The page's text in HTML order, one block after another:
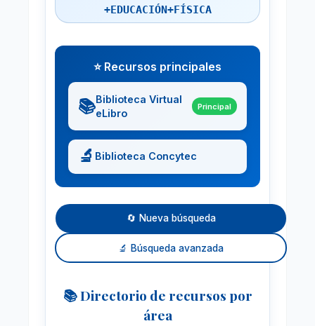
+EDUCACIÓN+FÍSICA
⭐ Recursos principales
📚Biblioteca Virtual
eLibro
Principal
🔬 Biblioteca Concytec
🔄 Nueva búsqueda
🔬 Búsqueda avanzada
📚 Directorio de recursos por
área